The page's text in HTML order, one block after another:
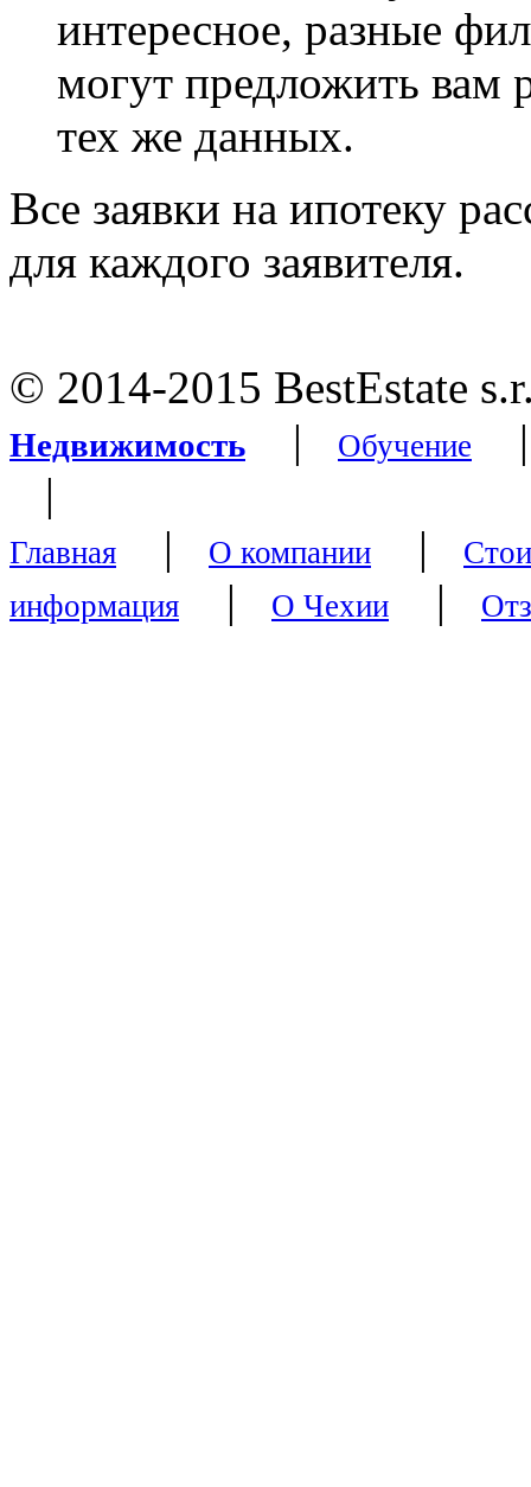
интересное, разные
могут предложить вам
тех же данных.
Все заявки на ипотеку
для каждого заявителя.
© 2014-2015 BestEstate
Недвижимость | Обучение
|
Главная | О компании |
информация
| О Чехии |